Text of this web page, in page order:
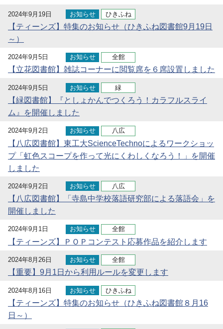
2024年9月19日 お知らせ ひきふね
【ティーンズ】特集のお知らせ（ひきふね図書館9月19日
～）
2024年9月5日 お知らせ 全館
【立花図書館】雑誌コーナーに閲覧席を６席設置しました
2024年9月5日 お知らせ 緑
【緑図書館】『としょかんでつくろう！カラフルスライ
ム』を開催しました
2024年9月2日 お知らせ 八広
【八広図書館】東工大ScienceTechnoによるワークショッ
プ「虹色スコープを作って光にくわしくなろう！」を開催
しました
2024年9月2日 お知らせ 八広
【八広図書館】「寺島中学校落語研究部による落語会」を
開催しました
2024年9月1日 お知らせ 全館
【ティーンズ】ＰＯＰコンテスト応募作品を紹介します
2024年8月26日 お知らせ 全館
【重要】9月1日から利用ルールを変更します
2024年8月16日 お知らせ ひきふね
【ティーンズ】特集のお知らせ（ひきふね図書館８月16
日～）